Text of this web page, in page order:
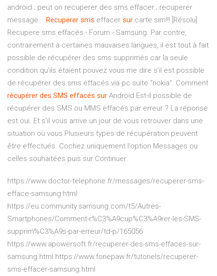
android ; peut on recuperer des sms effacer ; recuperer
message... Recuperer sms effacer sur carte sim!!! [Résolu]
Recupere sms effacés - Forum - Samsung. Par contre,
contrairement à certaines mauvaises langues, il est tout à fait
possible de récupérer des sms supprimés car la seule
condition qu'ils étaient pouvez vous me dire s'il est possible
de récupérer des sms effacés via pc suite "nokia". Comment
récupérer des SMS effacés sur Android Est-il possible de
récupérer des SMS ou MMS effacés par erreur ? La réponse
est oui. Et s'il vous arrive un jour de vous retrouver dans une
situation où vous Plusieurs types de récupération peuvent
être effectués. Cochez uniquement l'option Messages ou
celles souhaitées puis sur Continuer.
https://www.doctor-telephone.fr/messages/recuperer-sms-
efface-samsung.html
https://eu.community.samsung.com/t5/Autres-
Smartphones/Comment-r%C3%A9cup%C3%A9rer-les-SMS-
supprim%C3%A9s-par-erreur/td-p/165056
https://www.apowersoft.fr/recuperer-des-sms-effaces-sur-
samsung.html https://www.fonepaw.fr/tutoriels/recuperer-
sms-effacer-samsung.html